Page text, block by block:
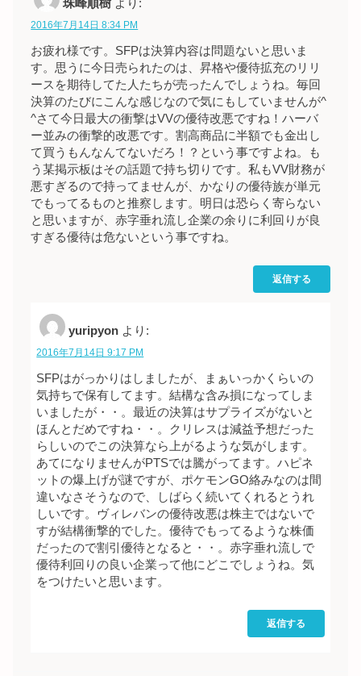
珠峰順樹 より:
2016年7月14日 8:34 PM
お疲れ様です。SFPは決算内容は問題ないと思いま
す。思うに今日売られたのは、昇格や優待拡充のリリ
ースを期待してた人たちが売ったんでしょうね。毎回
決算のたびにこんな感じなので気にもしていませんが^
^さて今日最大の衝撃はVVの優待改悪ですね！ハーバ
ー並みの衝撃的改悪です。割高商品に半額でも金出し
て買うもんなんてないだろ！？という事ですよね。も
う某掲示板はその話題で持ち切りです。私もVV財務が
悪すぎるので持ってませんが、かなりの優待族が単元
でもってるものと推察します。明日は恐らく寄らない
と思いますが、赤字垂れ流し企業の余りに利回りが良
すぎる優待は危ないという事ですね。
返信する
yuripyon より:
2016年7月14日 9:17 PM
SFPはがっかりはしましたが、まぁいっかくらいの
気持ちで保有してます。結構な含み損になってしま
いましたが・・。最近の決算はサプライズがないと
ほんとだめですね・・。クリレスは減益予想だった
らしいのでこの決算なら上がるような気がします。
あてになりませんがPTSでは騰がってます。ハピネ
ットの爆上げが謎ですが、ポケモンGO絡みなのは間
違いなさそうなので、しばらく続いてくれるとうれ
しいです。ヴィレバンの優待改悪は株主ではないで
すが結構衝撃的でした。優待でもってるような株価
だったので割引優待となると・・。赤字垂れ流しで
優待利回りの良い企業って他にどこでしょうね。気
をつけたいと思います。
返信する